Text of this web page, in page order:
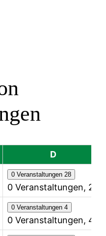
DDienstag
0 Veranstaltungen 28
0 Veranstaltungen, 28
0 Veranstaltungen4
0 Veranstaltungen, 4